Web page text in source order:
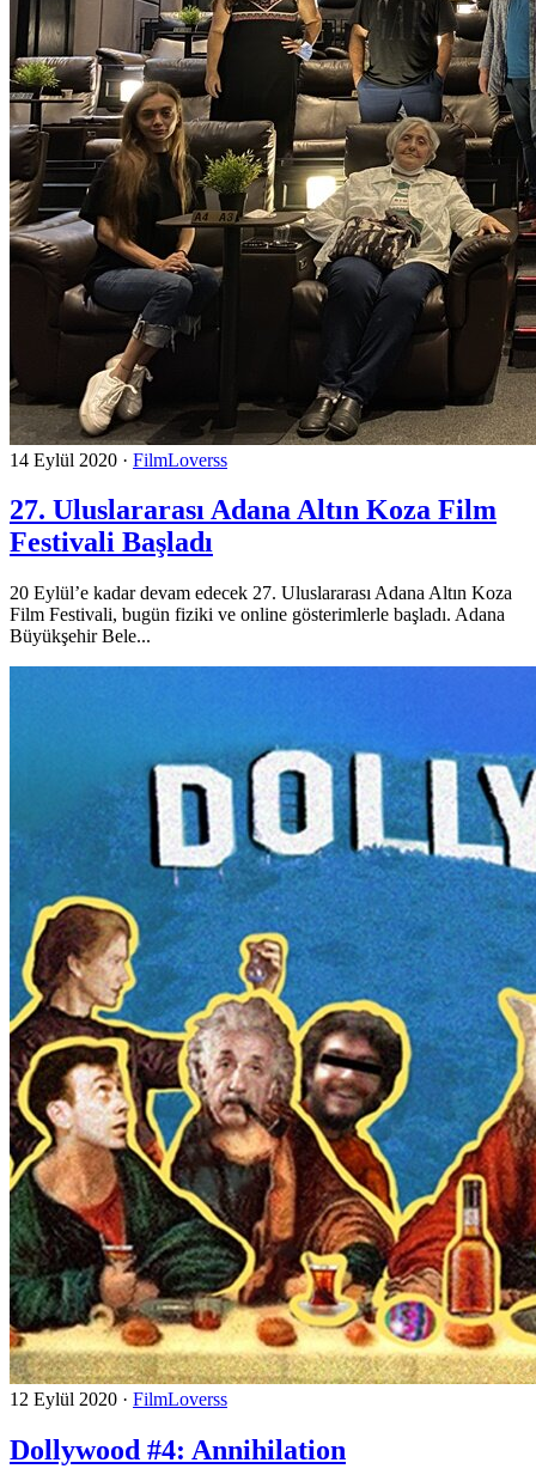
14 Eylül 2020 · FilmLoverss
27. Uluslararası Adana Altın Koza Film
Festivali Başladı
20 Eylül’e kadar devam edecek 27. Uluslararası Adana Altın Koza
Film Festivali, bugün fiziki ve online gösterimlerle başladı. Adana
Büyükşehir Bele...
12 Eylül 2020 · FilmLoverss
Dollywood #4: Annihilation